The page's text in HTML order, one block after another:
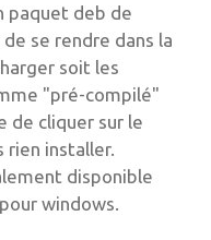
paquet deb de
se rendre dans la
soit les
"pré-compilé"
de cliquer sur le
rien installer.
disponible
windows.